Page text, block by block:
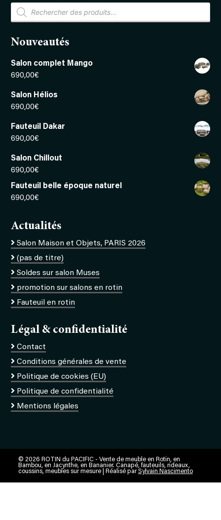
Recherche
de
produits
Nouveautés
Salon complet Mango
690,00€
Salon Hélios
690,00€
Fauteuil Dakar
690,00€
Salon Chillout
690,00€
Fauteuil belle époque naturel
690,00€
Actualités
Salon Maison et Objets, PARIS 2026
(pas de titre)
Soldes sur salon Muses
promotion sur salons en rotin
Fauteuil en rotin
Légal & confidentialité
Contact
Conditions générales de vente
Politique de cookies (EU)
Politique de confidentialité
Mentions légales
© 2026 ROTIN du PACIFIC - Vente de meuble en Rotin, en
Bambou, en Jacynthe, en Bananier. Canapé, fauteuils, rideaux,
coussins, meubles sur mesure | Réalisé parSylvain Nascimento